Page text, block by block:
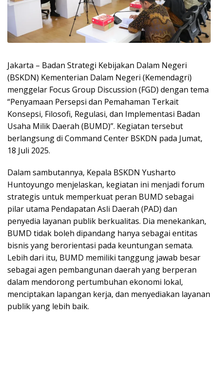
Jakarta – Badan Strategi Kebijakan Dalam Negeri
(BSKDN) Kementerian Dalam Negeri (Kemendagri)
menggelar Focus Group Discussion (FGD) dengan tema
“Penyamaan Persepsi dan Pemahaman Terkait
Konsepsi, Filosofi, Regulasi, dan Implementasi Badan
Usaha Milik Daerah (BUMD)”. Kegiatan tersebut
berlangsung di Command Center BSKDN pada Jumat,
18 Juli 2025.
Dalam sambutannya, Kepala BSKDN Yusharto
Huntoyungo menjelaskan, kegiatan ini menjadi forum
strategis untuk memperkuat peran BUMD sebagai
pilar utama Pendapatan Asli Daerah (PAD) dan
penyedia layanan publik berkualitas. Dia menekankan,
BUMD tidak boleh dipandang hanya sebagai entitas
bisnis yang berorientasi pada keuntungan semata.
Lebih dari itu, BUMD memiliki tanggung jawab besar
sebagai agen pembangunan daerah yang berperan
dalam mendorong pertumbuhan ekonomi lokal,
menciptakan lapangan kerja, dan menyediakan layanan
publik yang lebih baik.